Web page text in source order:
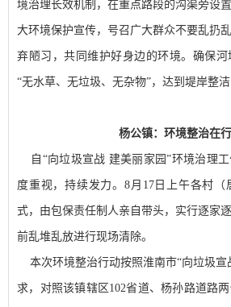
境治理长效机制，在重点路段的沟渠旁设
大环境保护宣传，号召广大群众不要乱扔
弃陋习，共同维护好身边的环境。确保
“无水草、无垃圾、无杂物”，达到堤岸整洁
杨公镇：环境整治在
自“向垃圾宣战 建美丽家园”环境治理
度重视，持续发力。8月17日上午各村
式，由包保责任制人亲自带头，实行逐家
前乱堆乱放进行现场清除。
本次环境整治行动按照淮南市“向垃圾宣
求，对照该镇辖区102省道、杨孙路道路两